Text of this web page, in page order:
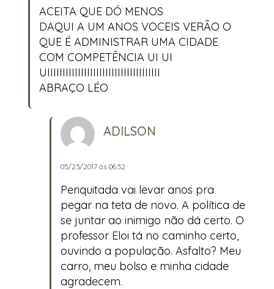
ACEITA QUE DÓ MENOS
DAQUI A UM ANOS VOCEIS VERÃO O
QUE É ADMINISTRAR UMA CIDADE
COM COMPETÊNCIA UI UI
UIIIIIIIIIIIIIIIIIIIIIIIIIIIIIIIIIIIII
ABRAÇO LÉO
ADILSON
05/23/2017 às 06:52
Periquitada vai levar anos pra
pegar na teta de novo. A política de
se juntar ao inimigo não dá certo. O
professor Eloi tá no caminho certo,
ouvindo a população. Asfalto? Meu
carro, meu bolso e minha cidade
agradecem.